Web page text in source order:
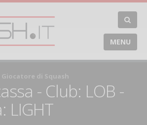
MENU
Giocatore di Squash
- Club: LOB -
LIGHT